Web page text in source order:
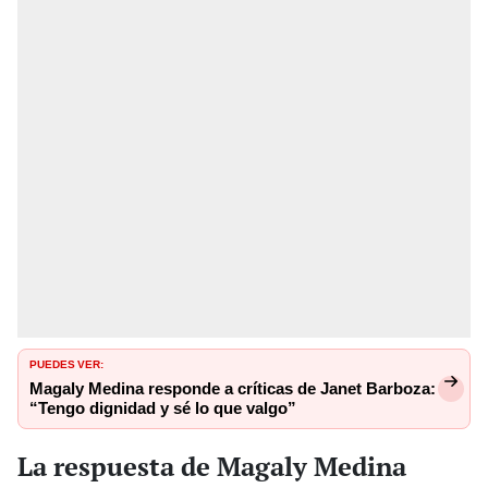
PUEDES VER:
Magaly Medina responde a críticas de Janet Barboza:
“Tengo dignidad y sé lo que valgo”
La respuesta de Magaly Medina